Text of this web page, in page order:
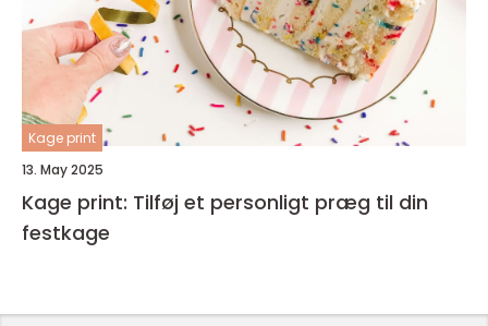
Kage print
13. May 2025
Kage print: Tilføj et personligt præg til din
festkage